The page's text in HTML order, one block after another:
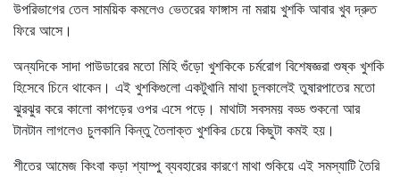
উপরিভাগের তেল সাময়িক কমলেও ভেতরের ফাঙ্গাস না মরায় খুশকি আবার খুব দ্রুত
ফিরে আসে।
অন্যদিকে সাদা পাউডারের মতো মিহি গুঁড়ো খুশকিকে চর্মরোগ বিশেষজ্ঞরা শুষ্ক খুশকি
হিসেবে চিনে থাকেন। এই খুশকিগুলো একটুখানি মাথা চুলকালেই তুষারপাতের মতো
ঝুরঝুর করে কালো কাপড়ের ওপর এসে পড়ে। মাথাটা সবসময় বড্ড শুকনো আর
টানটান লাগলেও চুলকানি কিন্তু তৈলাক্ত খুশকির চেয়ে কিছুটা কমই হয়।
শীতের আমেজ কিংবা কড়া শ্যাম্পু ব্যবহারের কারণে মাথা শুকিয়ে এই সমস্যাটি তৈরি